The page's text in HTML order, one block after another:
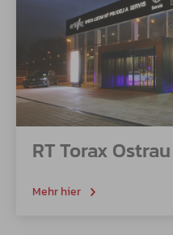
RT Torax Ostrau
Mehr hier